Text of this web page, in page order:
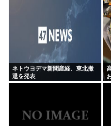
ネトウヨデマ新聞産経、東北撤
退を発表